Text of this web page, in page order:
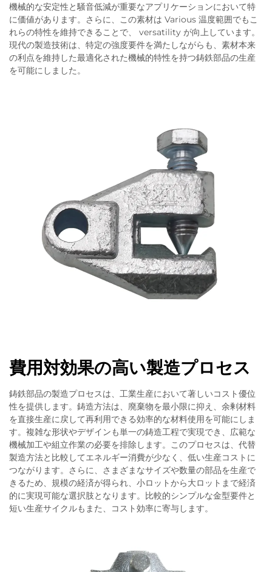
機械的な安定性と騒音低減が重要なアプリケーションにおいて特
に価値があります。さらに、この素材は Various 温度範囲でもこ
れらの特性を維持できることで、 versatility が向上しています。
現代の製造技術は、特定の強度要件を満たしながらも、素材本来
の利点を維持した最適化された機械的特性を持つ鋳鉄部品の生産
を可能にしました。
費用対効果の高い製造プロセス
鋳鉄部品の製造プロセスは、工業生産において著しいコスト優位
性を提供します。鋳造方法は、廃棄物を最小限に抑え、余剰材料
を直接生産に戻して再利用できる効率的な材料使用を可能にしま
す。複雑な形状やデザインも単一の鋳造工程で実現でき、広範な
機械加工や組立作業の必要を排除します。このプロセスは、代替
製造方法と比較してエネルギー消費が少なく、低い生産コストに
つながります。さらに、さまざまなサイズや数量の部品を生産で
きるため、規模の経済が得られ、小ロットから大ロットまで経済
的に実現可能な選択肢となります。比較的シンプルな金型要件と
短い生産サイクルもまた、コスト効率に寄与します。